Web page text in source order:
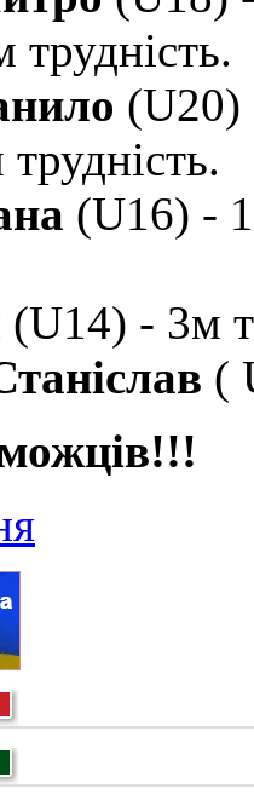
трудність.
(U20)
(U16) -
(U14) - 3м
(